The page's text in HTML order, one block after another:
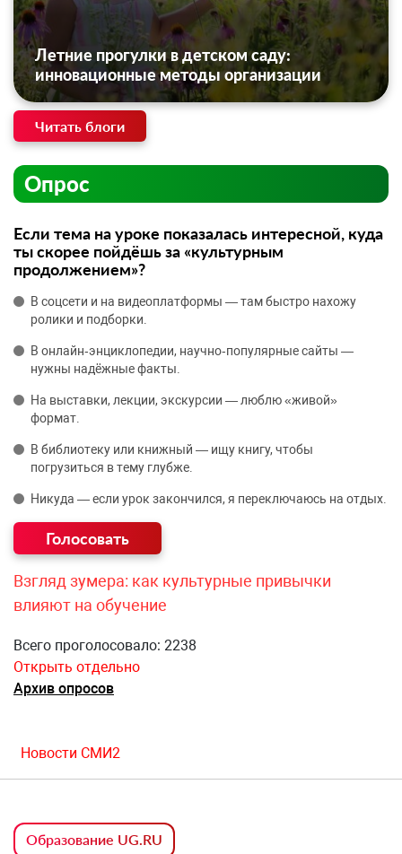
Летние прогулки в детском саду:
инновационные методы организации
Читать блоги
Опрос
Если тема на уроке показалась интересной, куда
ты скорее пойдёшь за «культурным
продолжением»?
В соцсети и на видеоплатформы — там быстро нахожу
ролики и подборки.
В онлайн‑энциклопедии, научно‑популярные сайты —
нужны надёжные факты.
На выставки, лекции, экскурсии — люблю «живой»
формат.
В библиотеку или книжный — ищу книгу, чтобы
погрузиться в тему глубже.
Никуда — если урок закончился, я переключаюсь на отдых.
Взгляд зумера: как культурные привычки
влияют на обучение
Всего проголосовало: 2238
Открыть отдельно
Архив опросов
Новости СМИ2
Образование UG.RU